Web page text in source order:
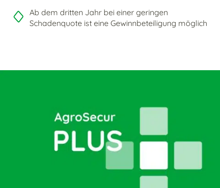
Ab dem dritten Jahr bei einer geringen
Schadenquote ist eine Gewinnbeteiligung möglich